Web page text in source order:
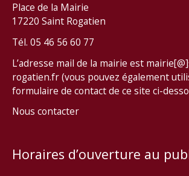
Place de la Mairie
17220 Saint Rogatien
Tél. 05 46 56 60 77
L’adresse mail de la mairie est
rogatien.fr (vous pouvez également
formulaire de contact de ce site ci-
Nous contacter
Horaires d’ouverture au